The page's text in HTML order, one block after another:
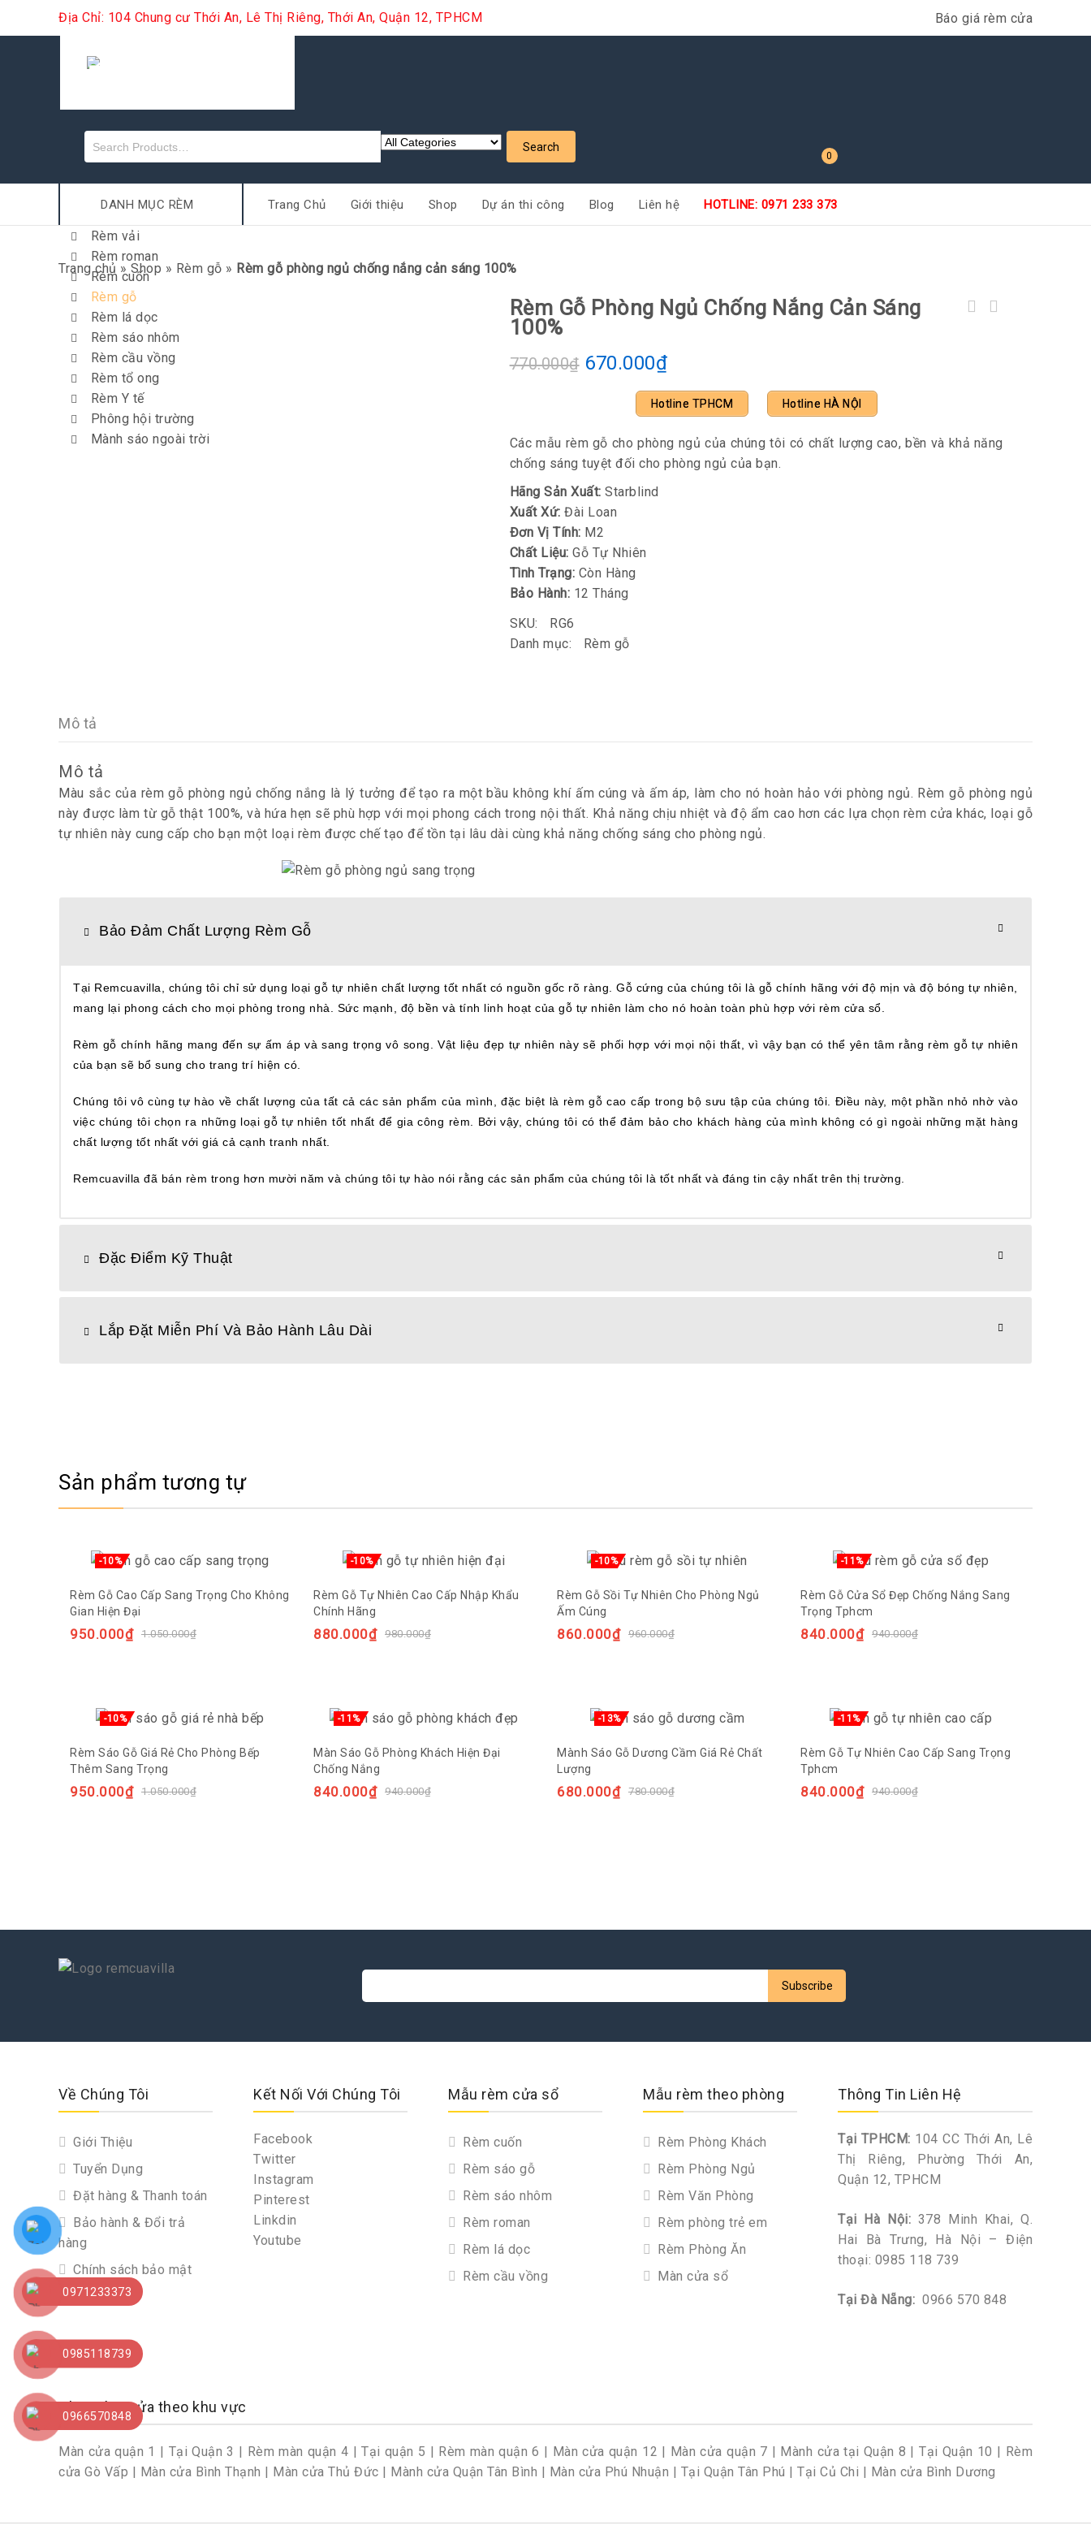
Địa Chỉ: 104 Chung cư Thới An, Lê Thị Riêng, Thới An, Quận 12, TPHCM Báo giá rèm cửa
0
DANH MỤC RÈM
Rèm vải
Rèm roman
Rèm cuốn
Rèm gỗ
Rèm lá dọc
Rèm sáo nhôm
Rèm cầu vồng
Rèm tổ ong
Rèm Y tế
Phông hội trường
Mành sáo ngoài trời
Trang Chủ Giới thiệu Shop Dự án thi công Blog Liên hệ HOTLINE: 0971 233 373
Trang chủ » Shop » Rèm gỗ » Rèm gỗ phòng ngủ chống nắng cản sáng 100%
Rèm Gỗ Phòng Ngủ Chống Nắng Cản Sáng
100%
770.000₫ 670.000₫
Hotline TPHCM Hotline HÀ NỘI
Các mẫu rèm gỗ cho phòng ngủ của chúng tôi có chất lượng cao, bền và khả năng
chống sáng tuyệt đối cho phòng ngủ của bạn.
Hãng Sản Xuất: Starblind
Xuất Xứ: Đài Loan
Đơn Vị Tính: M2
Chất Liệu: Gỗ Tự Nhiên
Tình Trạng: Còn Hàng
Bảo Hành: 12 Tháng
SKU:
RG6
Danh mục:
Rèm gỗ
Mô tả
Mô tả
Màu sắc của rèm gỗ phòng ngủ chống nắng là lý tưởng để tạo ra một bầu không khí ấm cúng và ấm áp, làm cho nó hoàn hảo với phòng ngủ. Rèm gỗ phòng ngủ
này được làm từ gỗ thật 100%, và hứa hẹn sẽ phù hợp với mọi phong cách trong nội thất. Khả năng chịu nhiệt và độ ẩm cao hơn các lựa chọn rèm cửa khác, loại gỗ
tự nhiên này cung cấp cho bạn một loại rèm được chế tạo để tồn tại lâu dài cùng khả năng chống sáng cho phòng ngủ.
Bảo Đảm Chất Lượng Rèm Gỗ
Tại Remcuavilla, chúng tôi chỉ sử dụng loại gỗ tự nhiên chất lượng tốt nhất có nguồn gốc rõ ràng. Gỗ cứng của chúng tôi là gỗ chính hãng với độ mịn và độ bóng tự nhiên,
mang lại phong cách cho mọi phòng trong nhà. Sức mạnh, độ bền và tính linh hoạt của gỗ tự nhiên làm cho nó hoàn toàn phù hợp với rèm cửa sổ.
Rèm gỗ chính hãng mang đến sự ấm áp và sang trọng vô song. Vật liệu đẹp tự nhiên này sẽ phối hợp với mọi nội thất, vì vậy bạn có thể yên tâm rằng rèm gỗ tự nhiên
của bạn sẽ bổ sung cho trang trí hiện có.
Chúng tôi vô cùng tự hào về chất lượng của tất cả các sản phẩm của mình, đặc biệt là rèm gỗ cao cấp trong bộ sưu tập của chúng tôi. Điều này, một phần nhỏ nhờ vào
việc chúng tôi chọn ra những loại gỗ tự nhiên tốt nhất để gia công rèm. Bởi vậy, chúng tôi có thể đảm bảo cho khách hàng của mình không có gì ngoài những mặt hàng
chất lượng tốt nhất với giá cả cạnh tranh nhất.
Remcuavilla đã bán rèm trong hơn mười năm và chúng tôi tự hào nói rằng các sản phẩm của chúng tôi là tốt nhất và đáng tin cậy nhất trên thị trường.
Đặc Điểm Kỹ Thuật
Lắp Đặt Miễn Phí Và Bảo Hành Lâu Dài
Sản phẩm tương tự
-10%
Rèm Gỗ Cao Cấp Sang Trọng Cho Không
Gian Hiện Đại
1.050.000₫
950.000₫
-10%
Rèm Gỗ Tự Nhiên Cao Cấp Nhập Khẩu
Chính Hãng
980.000₫
880.000₫
-10%
Rèm Gỗ Sồi Tự Nhiên Cho Phòng Ngủ
Ấm Cúng
960.000₫
860.000₫
-11%
Rèm Gỗ Cửa Sổ Đẹp Chống Nắng Sang
Trọng Tphcm
940.000₫
840.000₫
-10%
Rèm Sáo Gỗ Giá Rẻ Cho Phòng Bếp
Thêm Sang Trọng
1.050.000₫
950.000₫
-11%
Màn Sáo Gỗ Phòng Khách Hiện Đại
Chống Nắng
940.000₫
840.000₫
-13%
Mành Sáo Gỗ Dương Cầm Giá Rẻ Chất
Lượng
780.000₫
680.000₫
-11%
Rèm Gỗ Tự Nhiên Cao Cấp Sang Trọng
Tphcm
940.000₫
840.000₫
Về Chúng Tôi
Giới Thiệu
Tuyển Dụng
Đặt hàng & Thanh toán
Bảo hành & Đổi trả
hàng
Chính sách bảo mật
Kết Nối Với Chúng Tôi
Facebook
Twitter
Instagram
Pinterest
Linkdin
Youtube
Mẫu rèm cửa sổ
Rèm cuốn
Rèm sáo gỗ
Rèm sáo nhôm
Rèm roman
Rèm lá dọc
Rèm cầu vồng
Mẫu rèm theo phòng
Rèm Phòng Khách
Rèm Phòng Ngủ
Rèm Văn Phòng
Rèm phòng trẻ em
Rèm Phòng Ăn
Màn cửa sổ
Thông Tin Liên Hệ
Tại TPHCM: 104 CC Thới An, Lê
Thị Riêng, Phường Thới An,
Quận 12, TPHCM
Tại Hà Nội: 378 Minh Khai, Q.
Hai Bà Trưng, Hà Nội – Điện
thoại: 0985 118 739
Tại Đà Nẵng: 0966 570 848
Chọn rèm cửa theo khu vực
Màn cửa quận 1 | Tại Quận 3 | Rèm màn quận 4 |Tại quận 5 | Rèm màn quận 6 | Màn cửa quận 12 | Màn cửa quận 7 | Mành cửa tại Quận 8 |Tại Quận 10 | Rèm
cửa Gò Vấp | Màn cửa Bình Thạnh | Màn cửa Thủ Đức | Mành cửa Quận Tân Bình | Màn cửa Phú Nhuận | Tại Quận Tân Phú | Tại Củ Chi | Màn cửa Bình Dương
0971233373
0985118739
0966570848